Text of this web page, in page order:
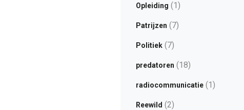
Opleiding (1)
Patrijzen (7)
Politiek(7)
predatoren (18)
radiocommunicatie(1)
Reewild (2)